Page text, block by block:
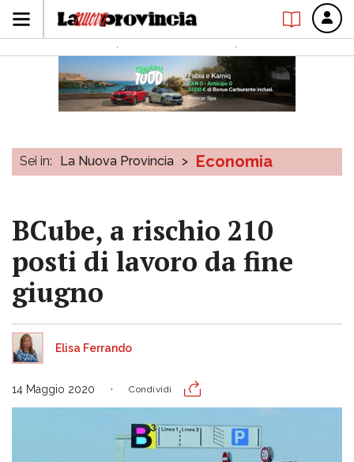
Sei in: La Nuova Provincia > Economia
BCube, a rischio 210
posti di lavoro da fine
giugno
Elisa Ferrando
14 Maggio 2020 Condividi